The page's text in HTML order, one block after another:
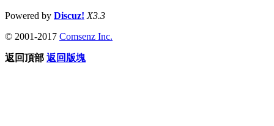
Powered by Discuz! X3.3
© 2001-2017 Comsenz Inc.
返回頂部 返回版塊